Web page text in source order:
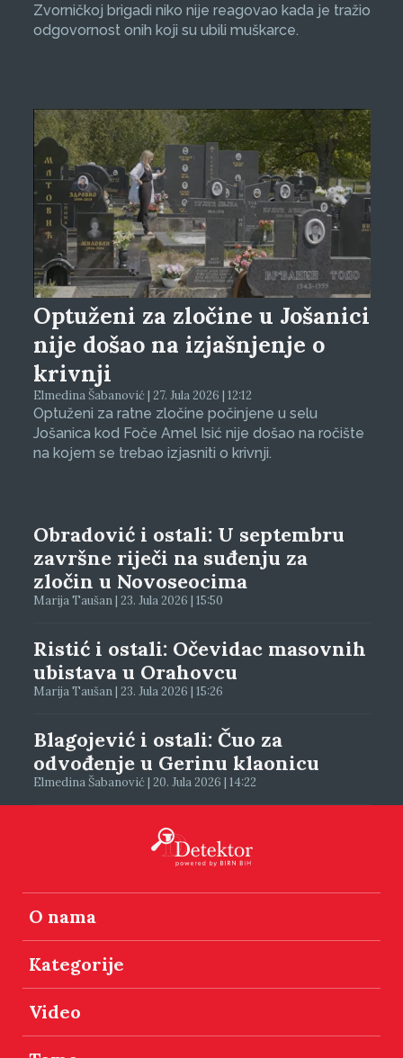
Zvorničkoj brigadi niko nije reagovao kada je tražio
odgovornost onih koji su ubili muškarce.
Optuženi za zločine u Jošanici
nije došao na izjašnjenje o
krivnji
Elmedina Šabanović | 27. Jula 2026 | 12:12
Optuženi za ratne zločine počinjene u selu
Jošanica kod Foče Amel Isić nije došao na ročište
na kojem se trebao izjasniti o krivnji.
Obradović i ostali: U septembru
završne riječi na suđenju za
zločin u Novoseocima
Marija Taušan | 23. Jula 2026 | 15:50
Ristić i ostali: Očevidac masovnih
ubistava u Orahovcu
Marija Taušan | 23. Jula 2026 | 15:26
Blagojević i ostali: Čuo za
odvođenje u Gerinu klaonicu
Elmedina Šabanović | 20. Jula 2026 | 14:22
O nama
Kategorije
Video